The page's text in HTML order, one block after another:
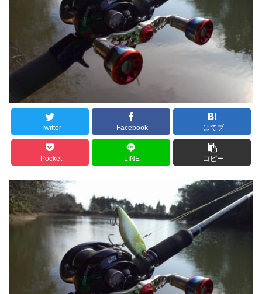
Twitter Facebook はてブ
Pocket LINE コピー